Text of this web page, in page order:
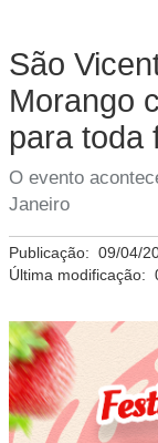
São
Morango
para toda
O evento
Janeiro
Publicação: 09/04/
Última modificação: